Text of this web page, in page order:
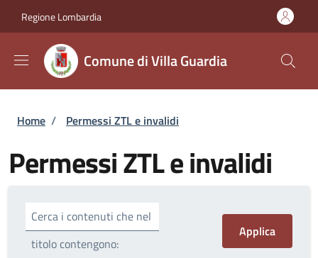
Regione Lombardia
Comune di Villa Guardia
Briciole di pane
Home / Permessi ZTL e invalidi
Permessi ZTL e invalidi
Cerca i contenuti che nel
titolo contengono: